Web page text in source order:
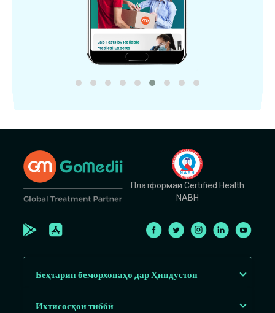
Платформаи Certified Health
NABH
Беҳтарин беморхонаҳо дар Ҳиндустон
Ихтисосҳои тиббӣ